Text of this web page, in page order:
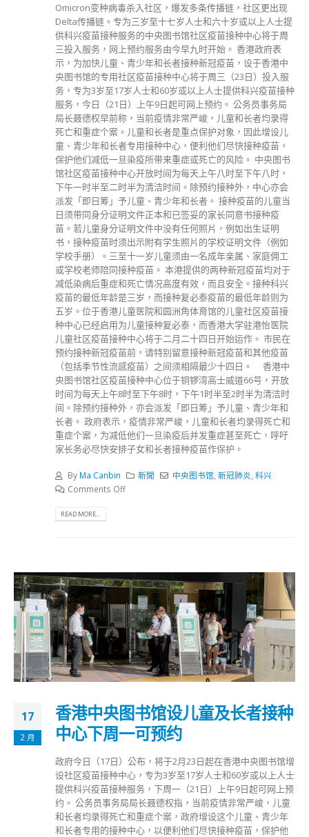
Omicron变种病毒杀入社区，爆发多条传播链，社区更出现
Delta传播链。专为三岁至十七岁人士和六十岁或以上人士提
供科兴疫苗接种服务的中央图书馆社区疫苗接种中心将于周
三投入服务，网上预约服务由今早九时开始。 香港政府表
示，为加快儿童、青少年和长者接种新冠疫苗，设于香港中
央图书馆的专用社区疫苗接种中心将于周三（23日）投入服
务，专为3岁至17岁人士和60岁或以上人士提供科兴疫苗接种
服务，今日（21日）上午9日起可网上预约。 公务员事务局
局长聂德权早前称，当前疫情非常严峻，儿童和长者均录得
死亡和重症个案。儿童和长者是重点保护对象，因此增设儿
童、青少年和长者专用接种中心，便利他们尽快接种疫苗，
保护他们减低一旦染疫所带来重症或死亡的风险。 中央图书
馆社区疫苗接种中心开放时间为每天上午八时至下午八时，
下午一时半至二时半为清洁时间。除预约接种外，中心亦会
派发「即日筹」予儿童、青少年和长者。 接种疫苗的儿童当
日须带同身分证明文件正本和已签妥的家长同意书接种疫
苗。若儿童身分证明文件中没有任何照片，例如出生证明
书，接种疫苗时须出示附有学生照片的学校证明文件（例如
学校手册）。三至十一岁儿童须由一名成年亲属、家庭佣工
或学校老师陪同接种疫苗。 本港提供的两种新冠疫苗均对于
减低染病后重症和死亡情况高度有效，而且安全。接种科兴
疫苗的最低年龄是三岁，而接种复必泰疫苗的最低年龄则为
五岁。位于香港儿童医院和圆洲角体育馆的儿童社区疫苗接
种中心已经启用为儿童接种复必泰，而香港大学驻港怡医院
儿童社区疫苗接种中心将于二月二十四日开始运作。 市民在
预约接种新冠疫苗前，请特别留意接种新冠疫苗和其他疫苗
（包括季节性流感疫苗）之间须相隔最少十四日。 香港中
央图书馆社区疫苗接种中心位于铜锣湾高士威道66号，开放
时间为每天上午8时至下午8时，下午1时半至2时半为清洁时
间。除预约接种外，亦会派发「即日筹」予儿童、青少年和
长者。 政府表示，疫情非常严峻，儿童和长者均录得死亡和
重症个案，为减低他们一旦染疫后并发重症甚至死亡，呼吁
家长务必尽快安排子女和长者接种疫苗作保护。
By Ma Canbin 新聞 中央图书馆 ,新冠肺炎 ,科兴
Comments Off
READ MORE...
17
2 月
香港中央图书馆设儿童及长者接种
中心下周一可预约
政府今日（17日）公布，将于2月23日起在香港中央图书馆增
设社区疫苗接种中心，专为3岁至17岁人士和60岁或以上人士
提供科兴疫苗接种服务，下周一（21日）上午9日起可网上预
约。 公务员事务局局长聂德权指，当前疫情非常严峻，儿童
和长者均录得死亡和重症个案，政府增设这个儿童、青少年
和长者专用的接种中心，以便利他们尽快接种疫苗，保护他